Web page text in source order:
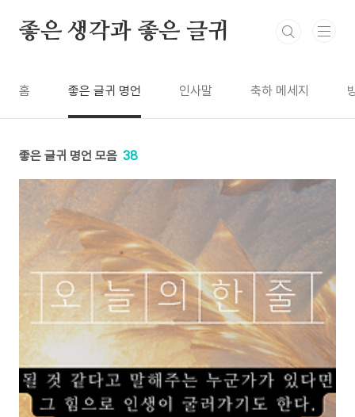
좋은 생각과 좋은 글귀
홈 좋은 글귀 명언 인사말 축하 메세지
좋은 글귀 명언 모음 38